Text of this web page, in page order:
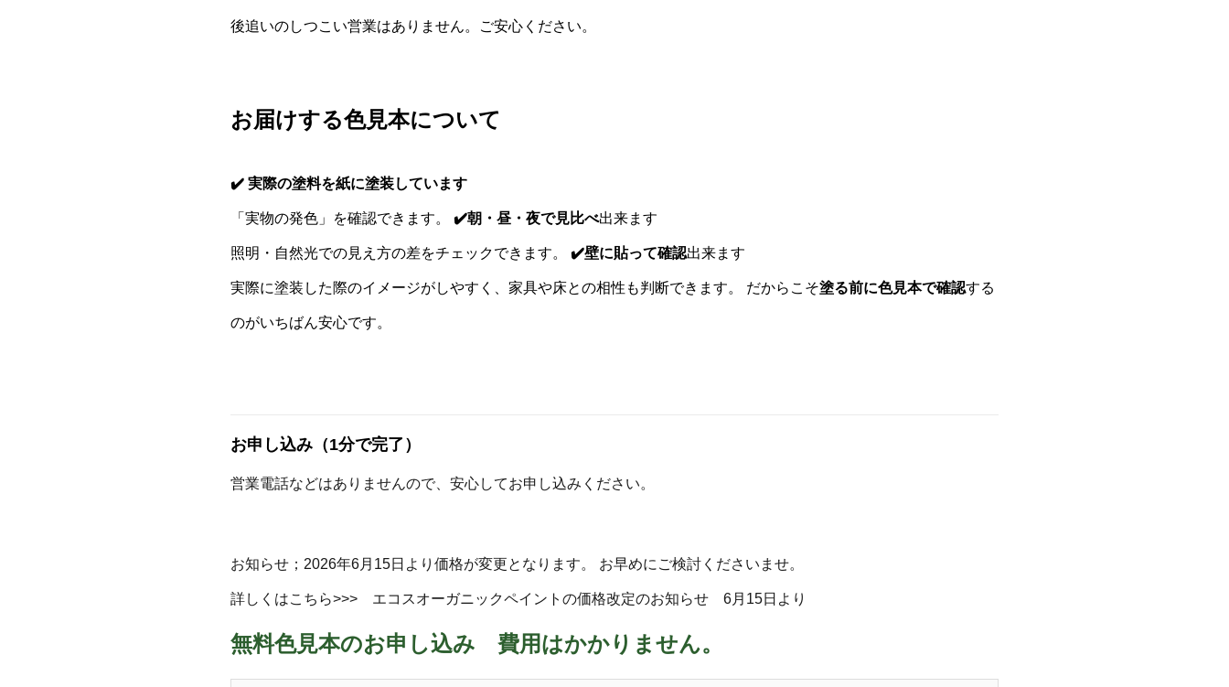
後追いのしつこい営業はありません。ご安心ください。
お届けする色見本について
✔️ 実際の塗料を紙に塗装しています
「実物の発色」を確認できます。 ✔️朝・昼・夜で見比べ出来ます
照明・自然光での見え方の差をチェックできます。 ✔️壁に貼って確認出来ます
実際に塗装した際のイメージがしやすく、家具や床との相性も判断できます。 だからこそ塗る前に色見本で確認する
のがいちばん安心です。
お申し込み（1分で完了）
営業電話などはありませんので、安心してお申し込みください。
お知らせ；2026年6月15日より価格が変更となります。 お早めにご検討くださいませ。
詳しくはこちら>>> エコスオーガニックペイントの価格改定のお知らせ 6月15日より
無料色見本のお申し込み 費用はかかりません。